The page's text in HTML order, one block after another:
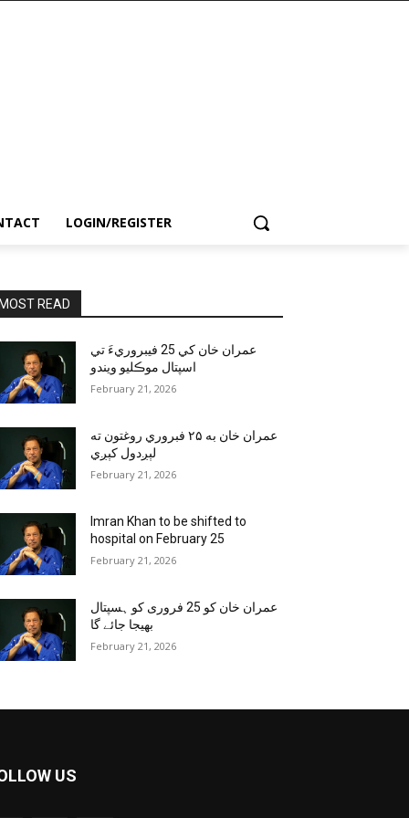
LOGIN/REGISTER
READ
عمران خان کي 25 فيبروريءَ تي
اسپتال موڪليو ويندو
February 21, 2026
عمران خان به ۲۵ فبروري روغتون ته
لېږدول کېږي
February 21, 2026
Imran Khan to be shifted to
hospital on February 25
February 21, 2026
عمران خان کو 25 فروری کو ہسپتال
بھیجا جائے گا
February 21, 2026
US